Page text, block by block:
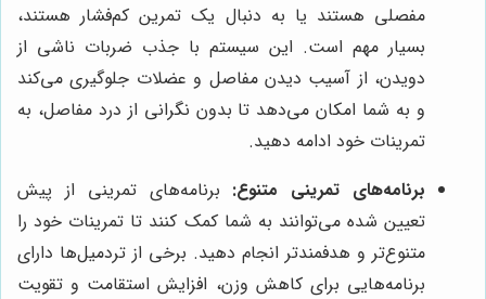
مفصلی هستند یا به دنبال یک تمرین کم‌فشار هستند،
بسیار مهم است. این سیستم با جذب ضربات ناشی از
دویدن، از آسیب دیدن مفاصل و عضلات جلوگیری می‌کند
و به شما امکان می‌دهد تا بدون نگرانی از درد مفاصل، به
تمرینات خود ادامه دهید.
برنامه‌های تمرینی متنوع: برنامه‌های تمرینی از پیش
تعیین شده می‌توانند به شما کمک کنند تا تمرینات خود را
متنوع‌تر و هدفمندتر انجام دهید. برخی از تردمیل‌ها دارای
برنامه‌هایی برای کاهش وزن، افزایش استقامت و تقویت